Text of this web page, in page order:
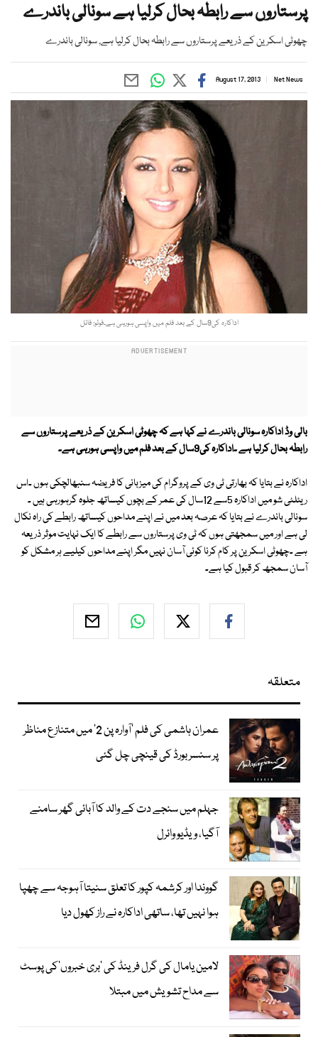
پرستاروں سے رابطہ بحال کرلیا ہے سونالی باندرے
چھوٹی اسکرین کے ذریعے پرستاروں سے رابطہ بحال کرلیا ہے, سونالی باندرے
Net News
August 17, 2013
اداکارہ کی9سال کے بعد فلم میں واپسی ہورہی ہے۔فوٹو: فائل
بالی وڈ اداکارہ سونالی باندرے نے کہا ہے کہ چھوٹی اسکرین کے ذریعے پرستاروں سے
رابطہ بحال کرلیا ہے ۔اداکارہ کی9سال کے بعد فلم میں واپسی ہورہی ہے۔
اداکارہ نے بتایا کہ بھارتی ٹی وی کے پروگرام کی میزبانی کا فریضہ سنبھالچکی ہوں ۔اس
ریئلٹی شو میں اداکارہ 5سے 12سال کی عمر کے بچوں کیساتھ جلوہ گرہورہی ہیں ۔
سونالی باندرے نے بتایا کہ عرصہ بعد میں نے اپنے مداحوں کیساتھ رابطے کی راہ نکال
لی ہے اور میں سمجھتی ہوں کہ ٹی وی پرستاروں سے رابطے کا ایک نہایت موثر ذریعہ
ہے ۔چھوٹی اسکرین پر کام کرنا کوئی آسان نہیں مگر اپنے مداحوں کیلیے ہر مشکل کو
آسان سمجھ کر قبول کیا ہے۔
متعلقہ
عمران ہاشمی کی فلم ’آوارہ پن 2‘ میں متنازع مناظر
پر سنسر بورڈ کی قینچی چل گئی
جہلم میں سنجے دت کے والد کا آبائی گھر سامنے
آگیا، ویڈیو وائرل
گووندا اور کرشمہ کپور کا تعلق سنیتا آہوجہ سے چھپا
ہوا نہیں تھا، ساتھی اداکارہ نے راز کھول دیا
لامین یامال کی گرل فرینڈ کی ’بری خبروں‘کی پوسٹ
سے مداح تشویش میں مبتلا